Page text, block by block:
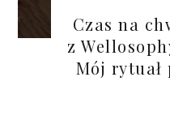
Czas na
z
Mój